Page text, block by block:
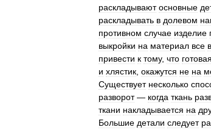
раскладывают основные
раскладывать в долевом
противном случае изделие
выкройки на материал все
привести к тому, что готовая
и хлястик окажутся не на
Существует несколько
разворот— когда ткань
ткани накладывается на
Большие детали следует